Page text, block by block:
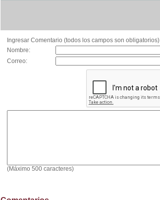
Ingresar Comentario (todos los campos son obligatorios)
Nombre:
Correo:
(Máximo 500 caracteres)